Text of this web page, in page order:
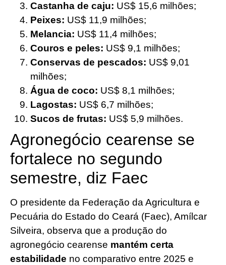
Castanha de caju: US$ 15,6 milhões;
Peixes: US$ 11,9 milhões;
Melancia: US$ 11,4 milhões;
Couros e peles: US$ 9,1 milhões;
Conservas de pescados: US$ 9,01
milhões;
Água de coco: US$ 8,1 milhões;
Lagostas: US$ 6,7 milhões;
Sucos de frutas: US$ 5,9 milhões.
Agronegócio cearense se
fortalece no segundo
semestre, diz Faec
O presidente da Federação da Agricultura e
Pecuária do Estado do Ceará (Faec), Amílcar
Silveira, observa que a produção do
agronegócio cearense mantém certa
estabilidade no comparativo entre 2025 e